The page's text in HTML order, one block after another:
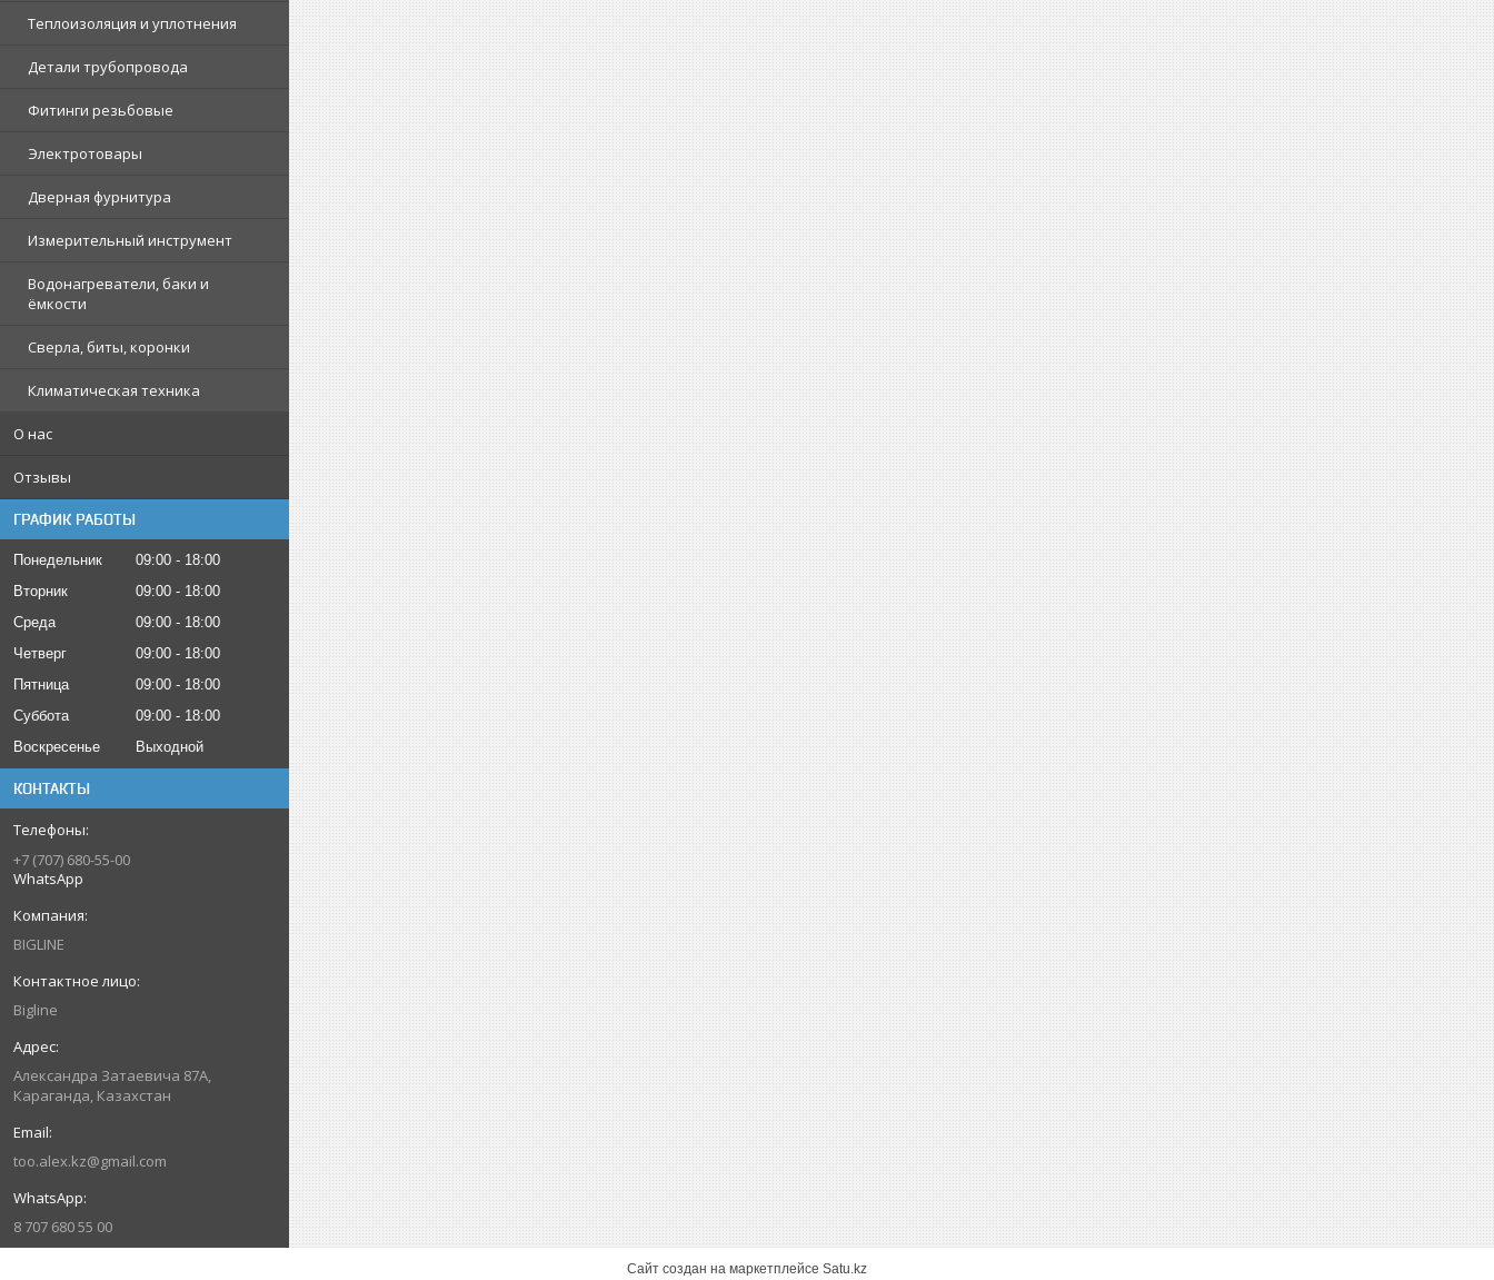
Теплоизоляция и уплотнения
Детали трубопровода
Фитинги резьбовые
Электротовары
Дверная фурнитура
Измерительный инструмент
Водонагреватели, баки и
ёмкости
Сверла, биты, коронки
Климатическая техника
О нас
Отзывы
ГРАФИК РАБОТЫ
Понедельник 09:00
18:00
Вторник
09:00
18:00
Среда
09:00
18:00
Четверг
09:00
18:00
Пятница
09:00
18:00
Суббота
09:00
18:00
Воскресенье
Выходной
КОНТАКТЫ
+7 (707) 680-55-00
WhatsApp
BIGLINE
Bigline
Александра Затаевича 87А,
Караганда, Казахстан
too.alex.kz@gmail.com
8 707 680 55 00
Сайт создан на маркетплейсе Satu.kz